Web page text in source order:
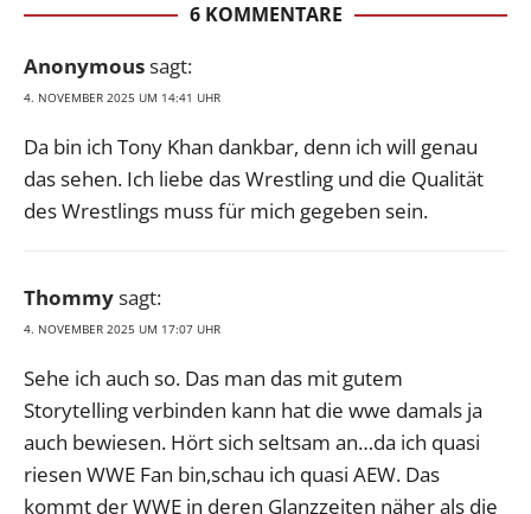
6 KOMMENTARE
Anonymoussagt:
4. NOVEMBER 2025 UM 14:41 UHR
Da bin ich Tony Khan dankbar, denn ich will genau
das sehen. Ich liebe das Wrestling und die Qualität
des Wrestlings muss für mich gegeben sein.
Thommysagt:
4. NOVEMBER 2025 UM 17:07 UHR
Sehe ich auch so. Das man das mit gutem
Storytelling verbinden kann hat die wwe damals ja
auch bewiesen. Hört sich seltsam an…da ich quasi
riesen WWE Fan bin,schau ich quasi AEW. Das
kommt der WWE in deren Glanzzeiten näher als die